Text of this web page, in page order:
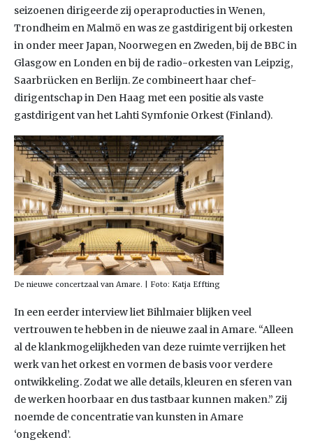
seizoenen dirigeerde zij operaproducties in Wenen,
Trondheim en Malmö en was ze gastdirigent bij orkesten
in onder meer Japan, Noorwegen en Zweden, bij de BBC in
Glasgow en Londen en bij de radio-orkesten van Leipzig,
Saarbrücken en Berlijn. Ze combineert haar chef-
dirigentschap in Den Haag met een positie als vaste
gastdirigent van het Lahti Symfonie Orkest (Finland).
De nieuwe concertzaal van Amare. | Foto: Katja Effting
In een eerder interview liet Bihlmaier blijken veel
vertrouwen te hebben in de nieuwe zaal in Amare. “Alleen
al de klankmogelijkheden van deze ruimte verrijken het
werk van het orkest en vormen de basis voor verdere
ontwikkeling. Zodat we alle details, kleuren en sferen van
de werken hoorbaar en dus tastbaar kunnen maken.” Zij
noemde de concentratie van kunsten in Amare
‘ongekend’.